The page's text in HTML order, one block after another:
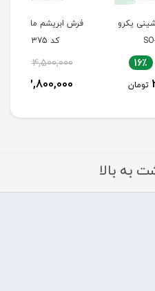
فرش ابریشم ماشینی یکرو
16٪
تومان
به بالا